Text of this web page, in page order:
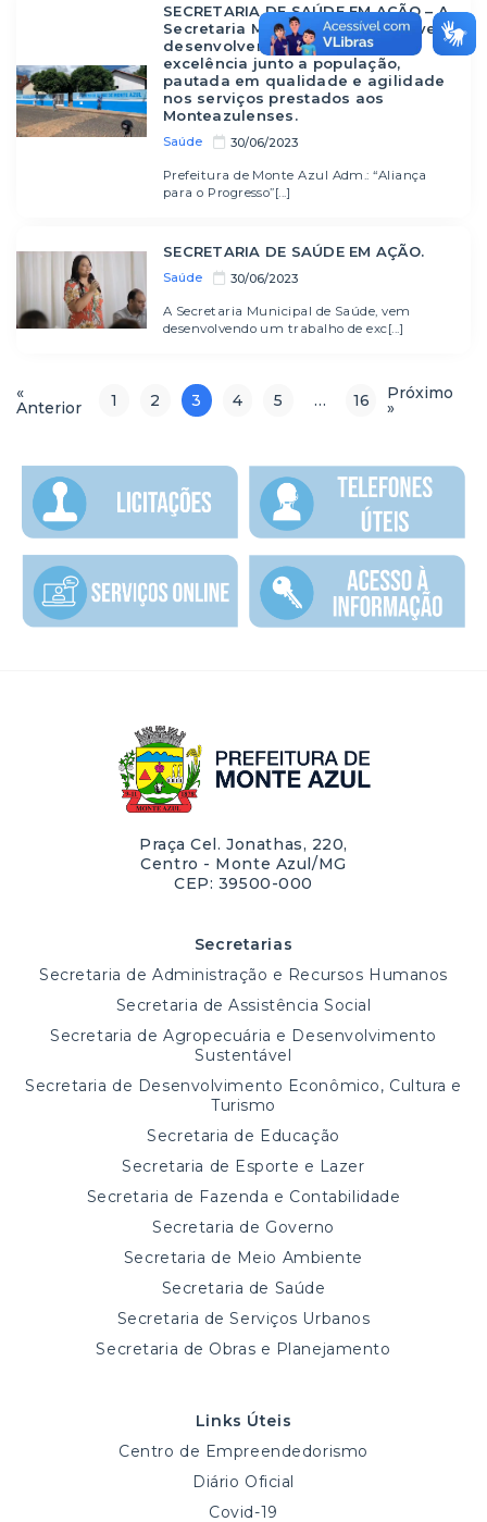
Saúde 30/06/2023
SECRETARIA DE SAÚDE EM AÇÃO – A
Secretaria Municipal de Saúde, vem
desenvolvendo um trabalho de
excelência junto a população,
pautada em qualidade e agilidade
nos serviços prestados aos
Monteazulenses.
Prefeitura de Monte Azul Adm.: “Aliança
para o Progresso”[...]
Saúde 30/06/2023
SECRETARIA DE SAÚDE EM AÇÃO.
A Secretaria Municipal de Saúde, vem
desenvolvendo um trabalho de exc[...]
«
Anterior 1 2 3 4 5 … 16 Próximo
»
Praça Cel. Jonathas, 220,
Centro - Monte Azul/MG
CEP: 39500-000
Secretarias
Secretaria de Administração e Recursos Humanos
Secretaria de Assistência Social
Secretaria de Agropecuária e Desenvolvimento
Sustentável
Secretaria de Desenvolvimento Econômico, Cultura e
Turismo
Secretaria de Educação
Secretaria de Esporte e Lazer
Secretaria de Fazenda e Contabilidade
Secretaria de Governo
Secretaria de Meio Ambiente
Secretaria de Saúde
Secretaria de Serviços Urbanos
Secretaria de Obras e Planejamento
Links Úteis
Centro de Empreendedorismo
Diário Oficial
Covid-19